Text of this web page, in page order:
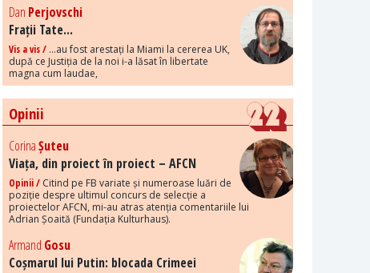
Dan Perjovschi
Frații Tate...
Vis a vis / ...au fost arestați la Miami la cererea UK,
după ce Justiția de la noi i-a lăsat în libertate
magna cum laudae,
Opinii
CorinaȘuteu
Viața, din proiect în proiect – AFCN
Opinii / Citind pe FB variate și numeroase luări de
poziție despre ultimul concurs de selecție a
proiectelor AFCN, mi-au atras atenția comentariile lui
Adrian Șoaită (Fundația Kulturhaus).
Armand Gosu
Coșmarul lui Putin: blocada Crimeei